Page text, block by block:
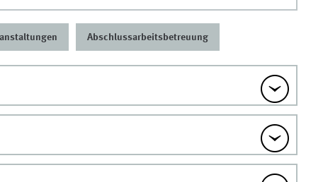
Abschlussarbeitsbetreuung